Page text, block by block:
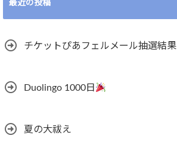
最近の投稿
チケットぴあフェルメール抽選結果
Duolingo 1000日
夏の大祓え